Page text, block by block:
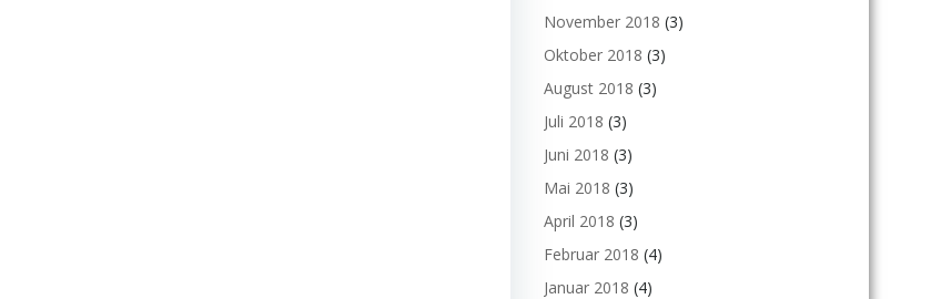
November 2018 (3)
Oktober 2018 (3)
August 2018 (3)
Juli 2018 (3)
Juni 2018 (3)
Mai 2018 (3)
April 2018 (3)
Februar 2018 (4)
Januar 2018 (4)